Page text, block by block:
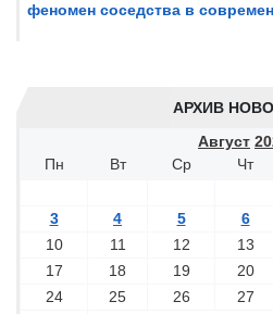
феномен соседства в
АРХИВ
Август
Пн
Вт Ср Чт
3
4 5 6
10
11 12 13
17
18 19 20
24
25 26 27